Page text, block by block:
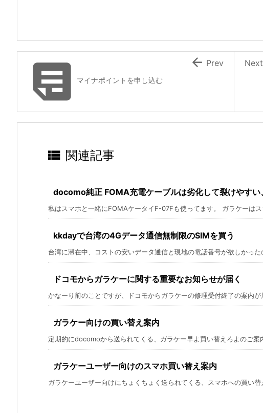
Next
マイナポイントを申し込む
 Prev
 関連記事
docomo純正 FOMA充電ケーブルは劣化して裂けやすい
私はスマホと一緒にFOMAケータイF-07Fも使ってます。 ガラケーは
kkdayで台湾の4Gデータ通信無制限のSIMを買う
台湾に滞在中、コストの安いデータ通信と現地の電話番号が欲しかっ
ドコモからガラケーに関する重要なお知らせが届く
かなーり前のことですが、ドコモからガラケーの修理受付終了の案内
ガラケー向けの買い替え案内
定期的にdocomoから送られてくる、ガラケー早よ買い替えろよのご案
ガラケーユーザー向けのスマホ買い替え案内
ガラケーユーザー向けにちょくちょく送られてくる、スマホへの買い